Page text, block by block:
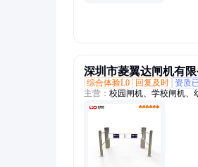
深圳市菱翼达闸机有限
综合体验L0
回复及时 资质
主营： 校园闸机、学校闸机、
闸机、人行通道闸、写字楼闸